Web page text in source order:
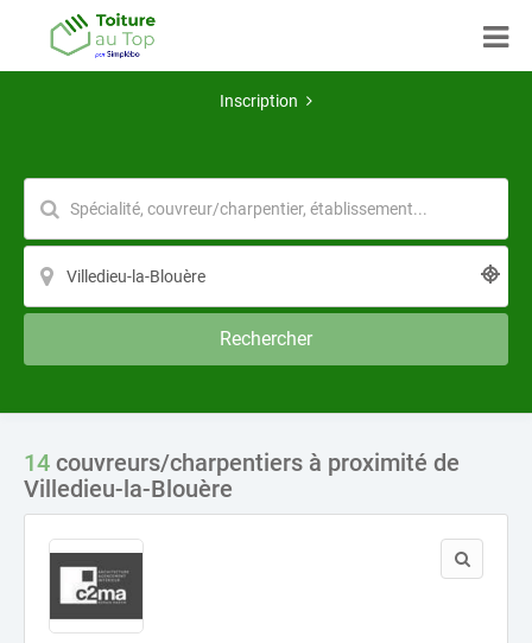
Inscription
Rechercher
14 couvreurs/charpentiers à proximité de
Villedieu-la-Blouère